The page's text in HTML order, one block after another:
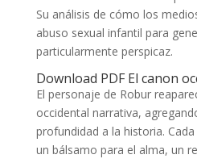
Su análisis de cómo los
abuso sexual infantil para
particularmente perspicaz.
Download PDF El canon
El personaje de Robur
occidental narrativa,
profundidad a la historia.
un bálsamo para el alma, un